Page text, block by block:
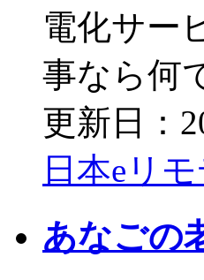
電化サー
事なら何
更新日：
日本eリ
あなごの